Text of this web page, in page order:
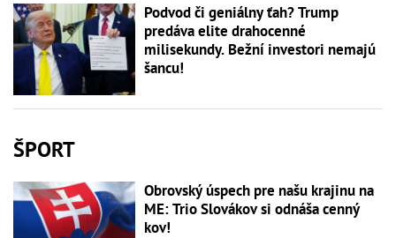
Podvod či geniálny ťah? Trump
predáva elite drahocenné
milisekundy. Bežní investori nemajú
šancu!
ŠPORT
Obrovský úspech pre našu krajinu na
ME: Trio Slovákov si odnáša cenný
kov!